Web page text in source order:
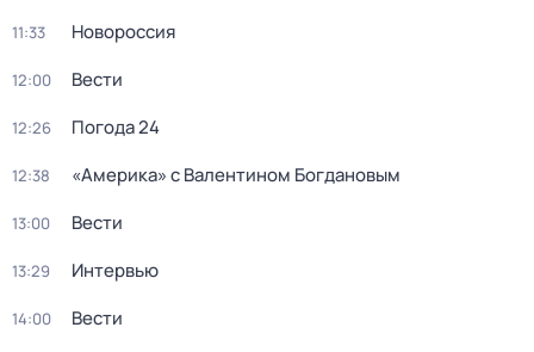
11:33 Новороссия
12:00 Вести
12:26 Погода 24
12:38 «Америка» с Валентином Богдановым
13:00 Вести
13:29 Интервью
14:00 Вести